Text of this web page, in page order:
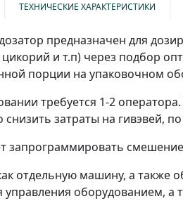
ТЕХНИЧЕСКИЕ ХАРАКТЕРИСТИКИ
предназначен для
и т.п) через подбор
порции на упаковочном
требуется 1-2
снизить затраты на гивэвей,
запрограммировать смешение
отдельную машину, а также
оборудованием, а